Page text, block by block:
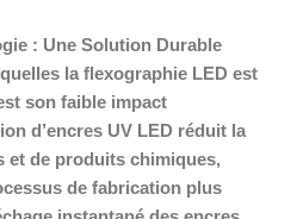
: Une Solution Durable
la flexographie LED est
son faible impact
d’encres UV LED réduit la
et de produits chimiques,
de fabrication plus